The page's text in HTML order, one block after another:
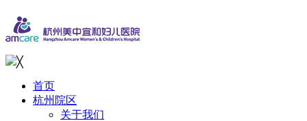
╳
首页
杭州院区
关于我们